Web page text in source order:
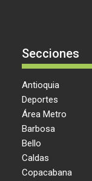
Secciones
Antioquia
Deportes
Área Metro
Barbosa
Bello
Caldas
Copacabana